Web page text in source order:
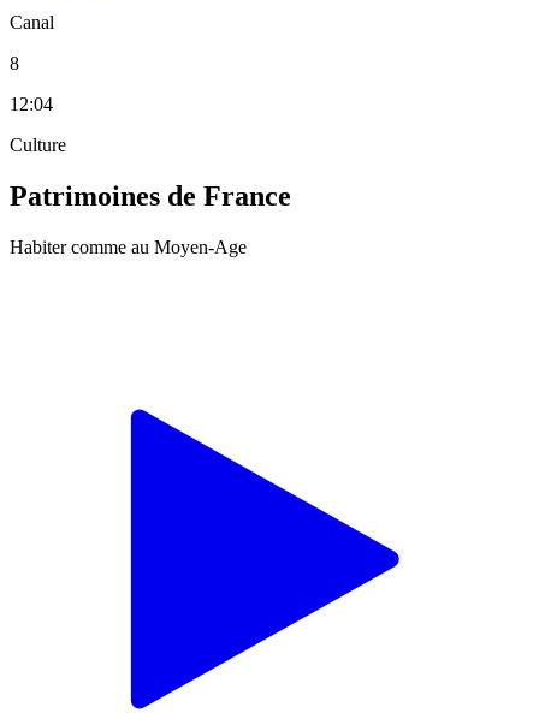
Canal
8
12:04
Culture
Patrimoines de France
Habiter comme au Moyen-Age